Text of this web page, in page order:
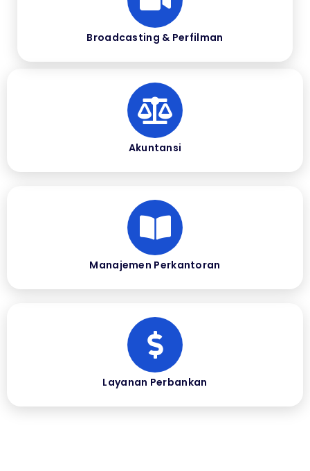
Broadcasting & Perfilman
Akuntansi
Manajemen Perkantoran
Layanan Perbankan